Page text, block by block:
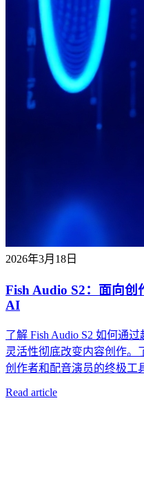
2026年3月18日
Fish Audio S2：面向
AI
了解 Fish Audio S2 如何通
灵活性彻底改变内容创作。
创作者和配音演员的终极工
Read article